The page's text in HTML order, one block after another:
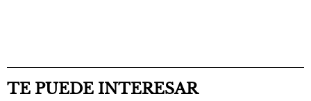
TE PUEDE INTERESAR